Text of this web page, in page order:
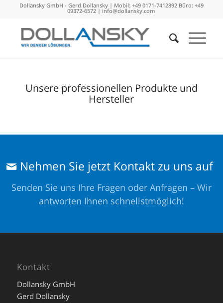
Dollansky GmbH - Gerd Dollansky | Mobil: +49 0171-7412892 Büro: +49
09372-6572 | info@dollansky.com
Unsere professionellen Produkte und
Hersteller
Nehmen Sie jetzt Kontakt zu uns auf
Senden Sie uns Ihre Fragen oder Anfragen – Wir
antworten Ihnen schnellstmöglich!
Kontakt
Dollansky GmbH
Gerd Dollansky